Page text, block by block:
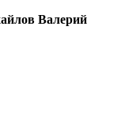
Валерий